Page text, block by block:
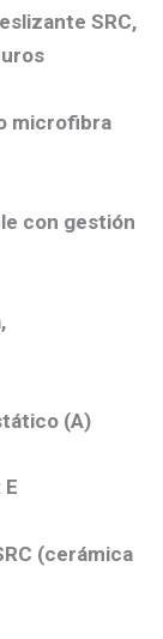
SRC,
microfibra
con gestión
(A)
E
(cerámica